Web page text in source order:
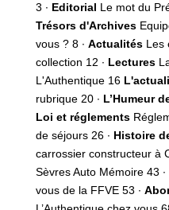
3 ∙‌ Editorial Le mot du
Trésors d'Archives
vous ? 8 ∙‌ Actualités Les
collection 12 ∙‌ Lectures
L'Authentique 16
rubrique 20 ∙‌ L’Humeur
Loi et réglements
de séjours 26 ∙‌ Histoire
carrossier constructeur à
Sèvres Auto Mémoire 43 ∙‌
vous de la FFVE 53 ∙‌